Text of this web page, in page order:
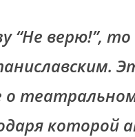
“Не верю!”, то
о
которой